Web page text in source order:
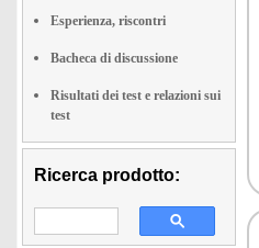
Esperienza, riscontri
Bacheca di discussione
Risultati dei test e relazioni sui
test
Ricerca prodotto: